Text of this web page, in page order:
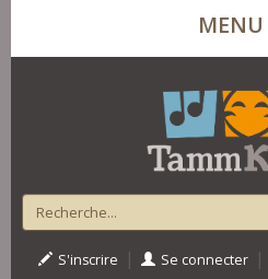
MENU
S'inscrire | Se connecter |